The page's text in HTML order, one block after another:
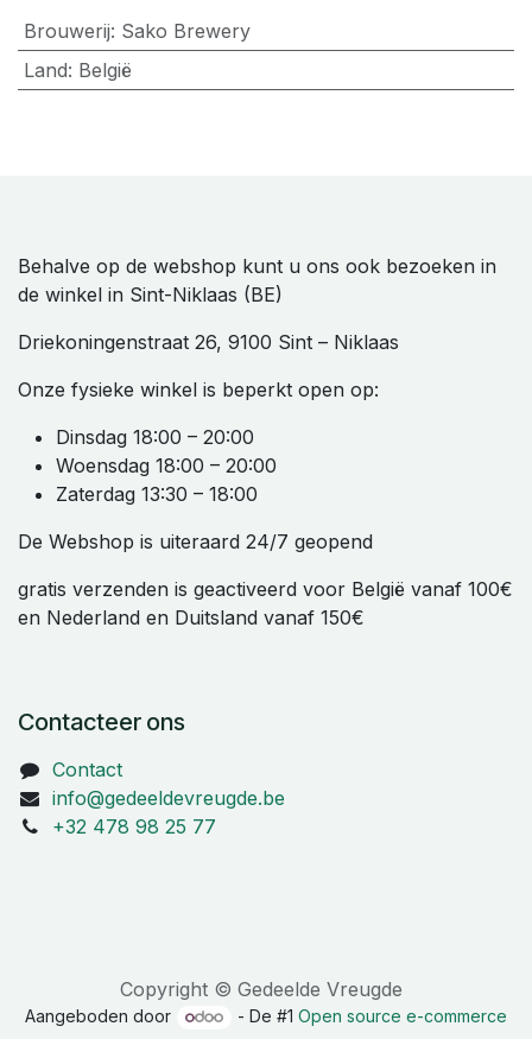
Brouwerij: Sako Brewery
Land: België
Behalve op de webshop kunt u ons ook bezoeken in
de winkel in Sint-Niklaas (BE)
Driekoningenstraat 26, 9100 Sint – Niklaas
Onze fysieke winkel is beperkt open op:
Dinsdag 18:00 – 20:00
Woensdag 18:00 – 20:00
Zaterdag 13:30 – 18:00
De Webshop is uiteraard 24/7 geopend
gratis verzenden is geactiveerd voor België vanaf 100€
en Nederland en Duitsland vanaf 150€
Contacteer ons
Contact
info@gedeeldevreugde.be
+32 478 98 25 77
Copyright © Gedeelde Vreugde
Aangeboden door - De #1Open source e-commerce